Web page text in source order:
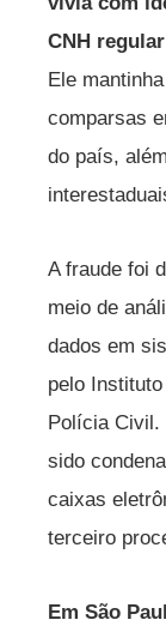
CNH
Ele
comparsas
do país,
A fraude foi
meio de
dados em
pelo
Polícia Civil.
sido
caixas
terceiro
Em São